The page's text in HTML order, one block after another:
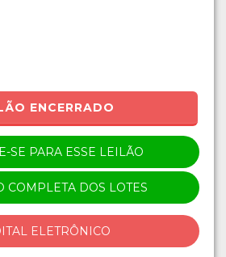
ENCERRADO
SE PARA ESSE LEILÃO
COMPLETA DOS LOTES
ELETRÔNICO